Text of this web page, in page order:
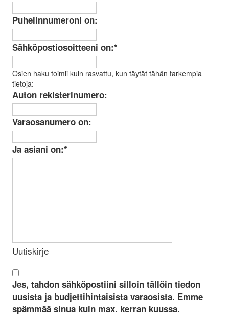
Puhelinnumeroni on:
Sähköpostiosoitteeni on:*
Osien haku toimii kuin rasvattu, kun täytät tähän tarkempia
tietoja:
Auton rekisterinumero:
Varaosanumero on:
Ja asiani on:*
Uutiskirje
Jes, tahdon sähköpostiini silloin tällöin tiedon
uusista ja budjettihintaisista varaosista. Emme
spämmää sinua kuin max. kerran kuussa.